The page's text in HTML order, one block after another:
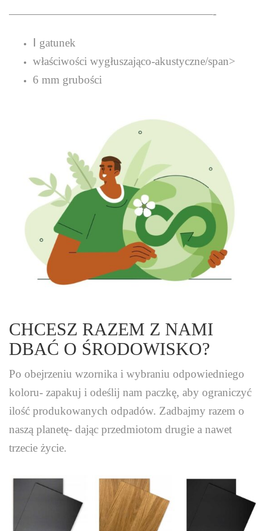
——————————————————-
Ⅰ gatunek
właściwości wygłuszająco-akustyczne/span>
6 mm grubości
CHCESZ RAZEM Z NAMI
DBAĆ O ŚRODOWISKO?
Po obejrzeniu wzornika i wybraniu odpowiedniego
koloru- zapakuj i odeślij nam paczkę, aby ograniczyć
ilość produkowanych odpadów. Zadbajmy razem o
naszą planetę- dając przedmiotom drugie a nawet
trzecie życie.